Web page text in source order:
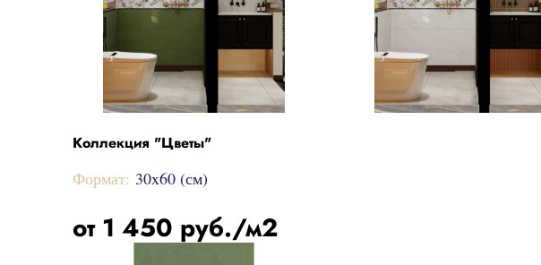
Коллекция "Цветы"
Формат: 30x60 (см)
от 1 450 руб./м2